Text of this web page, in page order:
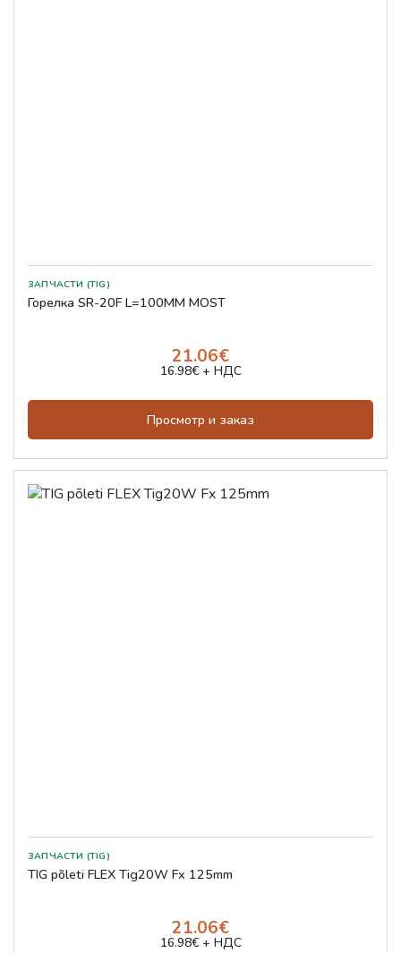
ЗАПЧАСТИ (TIG)
Горелка SR-20F L=100ММ MOST
21.06€
16.98€ + НДС
Просмотр и заказ
ЗАПЧАСТИ (TIG)
TIG põleti FLEX Tig20W Fx 125mm
21.06€
16.98€ + НДС